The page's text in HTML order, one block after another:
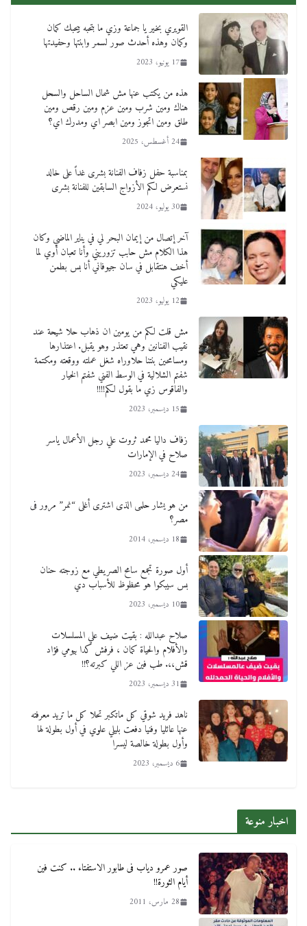
القويري بخير يا جماعة وزي ما بتحبه بيحبك كمان
وكمان وهذه أحدث صور لسمر وابنتها وحفيدتها
17 يونيو، 2023
هذه من يكتب عنها مش شمال الساحل والسحل
هناك ومين شرب ومين عزم ومين رقص ومين
طلق ومين اتجوز ومين ابصر اي ومدرك اي؟
24 أغسطس، 2025
بمناسبة حفل زفاف الفنانة بشرى غداً على خالد
نستعرض لكم الأزواج السابقين للفنانة بشرى
30 يوليو، 2024
آخر إتصال من إيمان البحر لي في يناير الماضي وكان
هذا الكلام مش حابب تزوريني وأنا تعبان أوي لما
أخف هنتقابل في سان جيوفاني أنا بس بطمن
عليكي
12 يوليو، 2023
مش قلت لكم من يومين ان ذهاب حلا شيحة عند
نقيب الفنانين وهي تعتذر وهو يقبل. اعتذارها
ومسامحين بنتنا حلاوراه شغل عملته ووقعته ومكتمة
شفتم الشلالية في الوسط الفني شفتم الخيار
والفاقوس زي ما بقول لكم!!!!
15 ديسمبر، 2023
زفاف داليا محمد ثروت علي رجل الأعمال ياسر
صلاح في الإمارات
24 ديسمبر، 2023
من هو يشار حلمى الذى اشترى أغلى “نمر” مرور فى
مصر؟
18 ديسمبر، 2014
أول صورة تجمع سامح الصريطي مع زوجته حنان
بس سيبكوا هو محظوظ للأسباب دي
10 ديسمبر، 2023
صلاح عبدالله : بقيت ضيف علي المسلسلات
والأفلام والحياة كمان ، فرفش كدا بيومي فؤاد
قش،،. طب فين عز اللي كبرته؟!!
31 ديسمبر، 2023
ناهد فريد شوقي كل ماتكبر تحلا كل ما تريد معرفته
عنها عائليا وفنيا دفعت بليلي علوي في أول بطولة لها
وأول بطولة خالصة ليسرا
6 ديسمبر، 2023
اخبار منوعة
صور عمرو دياب فى طابور الاستفتاء .. كنت فين
أيام الثورة!!
28 مارس، 2011